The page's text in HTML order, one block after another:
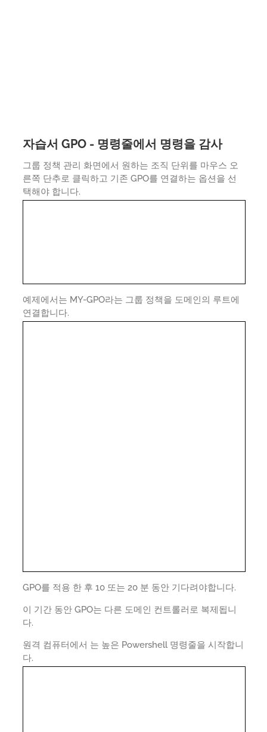
자습서 GPO - 명령줄에서 명령을 감사
그룹 정책 관리 화면에서 원하는 조직 단위를 마우스 오
른쪽 단추로 클릭하고 기존 GPO를 연결하는 옵션을 선
택해야 합니다.
예제에서는 MY-GPO라는 그룹 정책을 도메인의 루트에
연결합니다.
GPO를 적용 한 후 10 또는 20 분 동안 기다려야합니다.
이 기간 동안 GPO는 다른 도메인 컨트롤러로 복제됩니
다.
원격 컴퓨터에서 는 높은 Powershell 명령줄을 시작합니
다.